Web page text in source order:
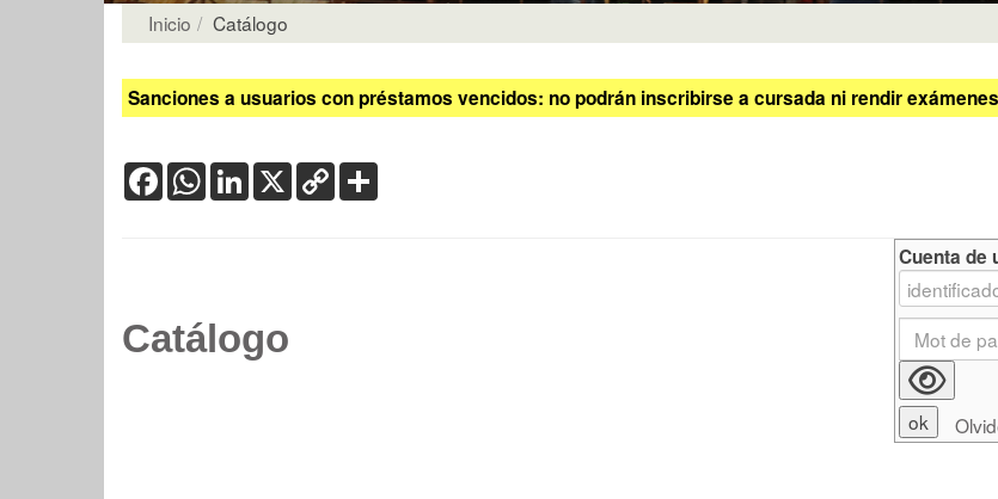
Inicio Catálogo
Sanciones a usuarios con préstamos vencidos: no podrán inscribirse a cursada ni rendir
FacebookWhatsApp
LinkedIn
X Copy
Link
Catálogo
Cuenta de